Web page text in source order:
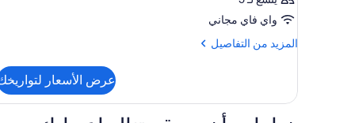
واي فاي مجاني
المزيد من التفاصيل
المزيد
الغرفة
عرض الأسعار